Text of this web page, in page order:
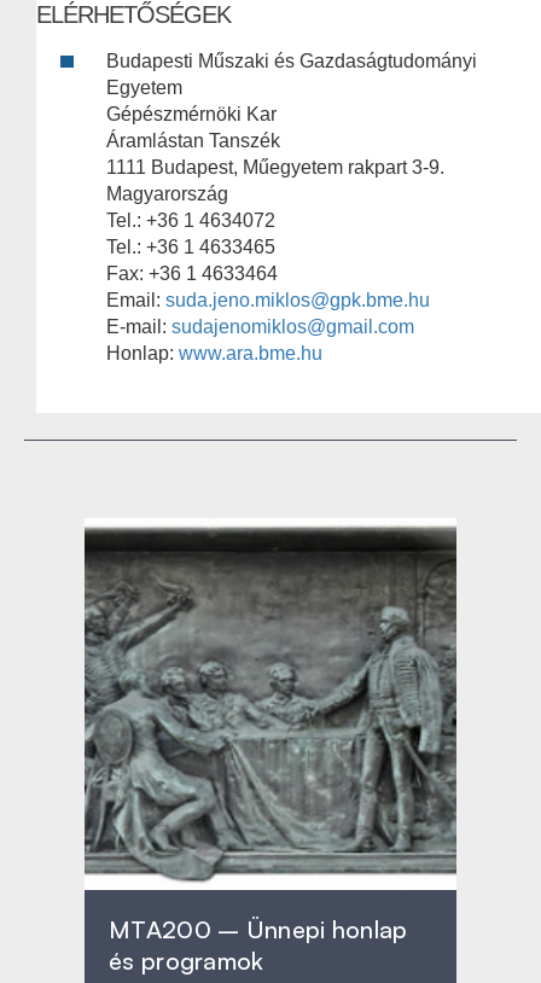
ELÉRHETŐSÉGEK
Budapesti Műszaki és Gazdaságtudományi
Egyetem
Gépészmérnöki Kar
Áramlástan Tanszék
1111 Budapest, Műegyetem rakpart 3-9.
Magyarország
Tel.: +36 1 4634072
Tel.: +36 1 4633465
Fax: +36 1 4633464
Email: suda.jeno.miklos@gpk.bme.hu
E-mail: sudajenomiklos@gmail.com
Honlap: www.ara.bme.hu
MTA200 – Ünnepi honlap
és programok